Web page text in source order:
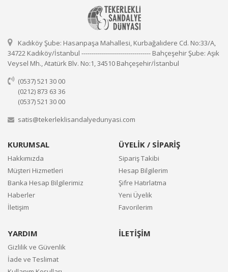
Kadıköy Şube: Hasanpaşa Mahallesi, Kurbağalıdere Cd. No:33/A,
34722 Kadıköy/İstanbul ---------------------------------- Bahçeşehir Şube: Aşık
Veysel Mh., Atatürk Blv. No:1, 34510 Bahçeşehir/İstanbul
(0537) 521 30 00
(0212) 873 63 36
(0537) 521 30 00
satis@tekerleklisandalyedunyasi.com
KURUMSAL
Hakkımızda
Müşteri Hizmetleri
Banka Hesap Bilgilerimiz
Haberler
İletişim
ÜYELİK / SİPARİŞ
Sipariş Takibi
Hesap Bilgilerim
Şifre Hatırlatma
Yeni Üyelik
Favorilerim
YARDIM
Gizlilik ve Güvenlik
İade ve Teslimat
İLETİŞİM